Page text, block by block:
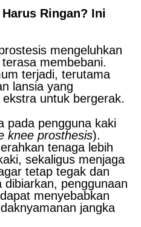
Ringan? Ini
mengeluhkan
membebani.
terjadi, terutama
lansia yang
untuk bergerak.
pada pengguna kaki
knee prosthesis).
tenaga lebih
sekaligus menjaga
tetap tegak dan
penggunaan
menyebabkan
jangka